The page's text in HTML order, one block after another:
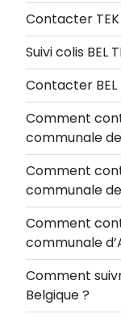
Contacter TEK
Suivi colis BEL
Contacter BEL
Comment
communale de
Comment
communale
Comment
communale
Comment
Belgique ?